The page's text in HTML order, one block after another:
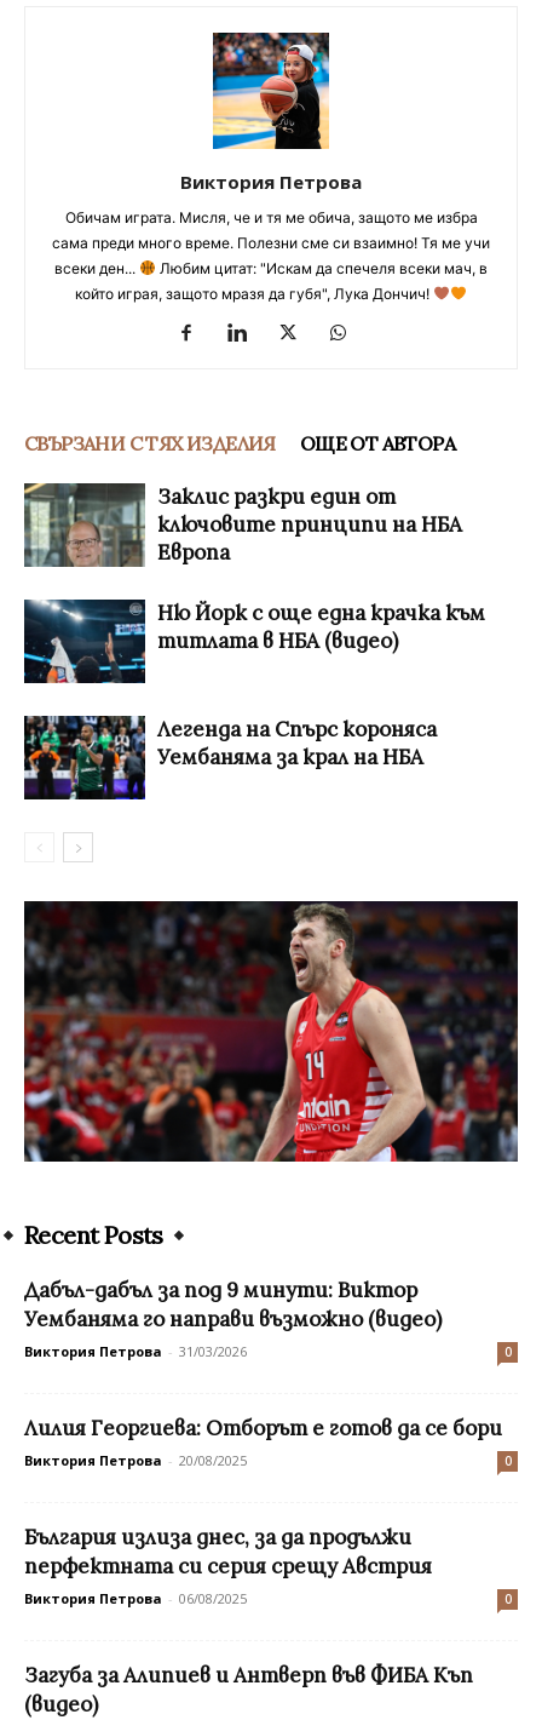
Виктория Петрова
Обичам играта. Мисля, че и тя ме обича, защото ме избра
сама преди много време. Полезни сме си взаимно! Тя ме учи
всеки ден...
Любим цитат: "Искам да спечеля всеки мач, в
който играя, защото мразя да губя", Лука Дончич!
СВЪРЗАНИ С ТЯХ ИЗДЕЛИЯ ОЩЕ ОТ АВТОРА
Заклис разкри един от
ключовите принципи на НБА
Европа
Ню Йорк с още една крачка към
титлата в НБА (видео)
Легенда на Спърс короняса
Уембаняма за крал на НБА
Recent Posts
Дабъл-дабъл за под 9 минути: Виктор
Уембаняма го направи възможно (видео)
Виктория Петрова - 31/03/2026 0
Лилия Георгиева: Отборът е готов да се бори
Виктория Петрова - 20/08/2025 0
България излиза днес, за да продължи
перфектната си серия срещу Австрия
Виктория Петрова - 06/08/2025 0
Загуба за Алипиев и Антверп във ФИБА Къп
(видео)